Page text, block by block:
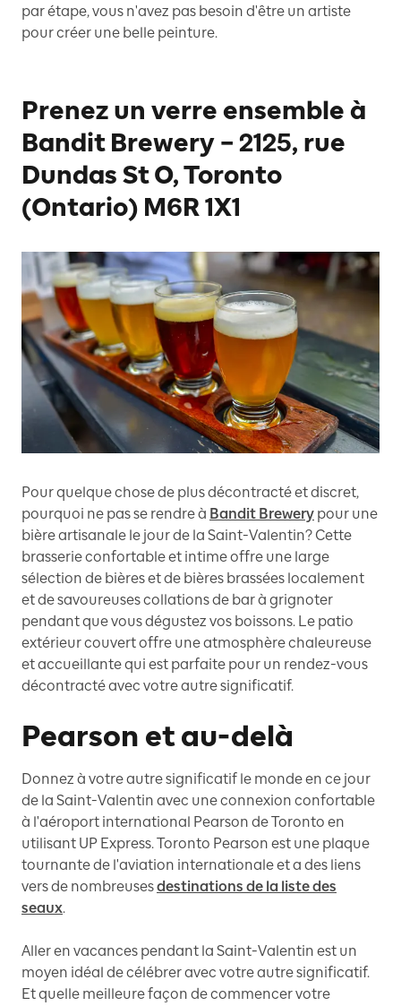
par étape, vous n'avez pas besoin d'être un artiste
pour créer une belle peinture.
Prenez un verre ensemble à
Bandit Brewery – 2125, rue
Dundas St O, Toronto
(Ontario) M6R 1X1
Pour quelque chose de plus décontracté et discret,
pourquoi ne pas se rendre à Bandit Brewery pour une
bière artisanale le jour de la Saint-Valentin? Cette
brasserie confortable et intime offre une large
sélection de bières et de bières brassées localement
et de savoureuses collations de bar à grignoter
pendant que vous dégustez vos boissons. Le patio
extérieur couvert offre une atmosphère chaleureuse
et accueillante qui est parfaite pour un rendez-vous
décontracté avec votre autre significatif.
Pearson et au-delà
Donnez à votre autre significatif le monde en ce jour
de la Saint-Valentin avec une connexion confortable
à l'aéroport international Pearson de Toronto en
utilisant UP Express. Toronto Pearson est une plaque
tournante de l'aviation internationale et a des liens
vers de nombreusesdestinations de la liste des
seaux.
Aller en vacances pendant la Saint-Valentin est un
moyen idéal de célébrer avec votre autre significatif.
Et quelle meilleure façon de commencer votre